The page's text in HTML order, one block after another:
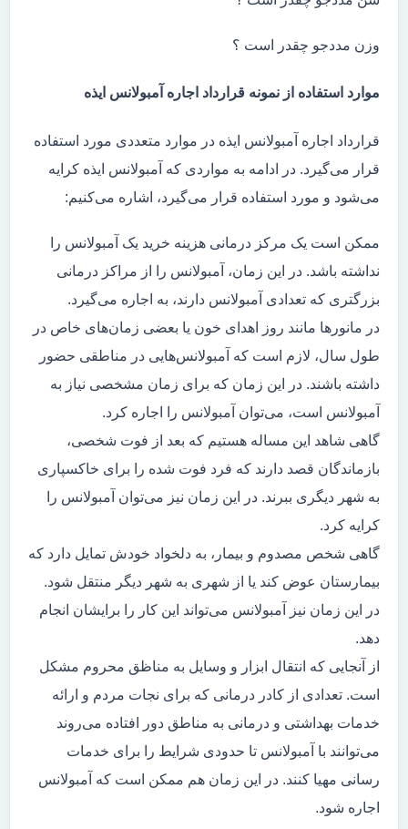
وزن مددجو چقدر است ؟
موارد استفاده از نمونه قرارداد اجاره آمبولانس ایذه
قرارداد اجاره آمبولانس ایذه در موارد متعددی مورد استفاده
قرار می‌گیرد. در ادامه به مواردی که آمبولانس ایذه کرایه
می‌شود و مورد استفاده قرار می‌گیرد، اشاره می‌کنیم:
ممکن است یک مرکز درمانی هزینه خرید یک آمبولانس را
نداشته باشد. در این زمان، آمبولانس را از مراکز درمانی
بزرگتری که تعدادی آمبولانس دارند، به اجاره می‌گیرد.
در مانور‌ها مانند روز اهدای خون یا بعضی زمان‌های خاص در
طول سال، لازم است که آمبولانس‌هایی در مناطقی حضور
داشته باشند. در این زمان که برای زمان مشخصی نیاز به
آمبولانس است، می‌توان آمبولانس را اجاره کرد.
گاهی شاهد این مساله هستیم که بعد از فوت شخصی،
بازماندگان قصد دارند که فرد فوت شده را برای خاکسپاری
به شهر دیگری ببرند. در این زمان نیز می‌توان آمبولانس را
کرایه کرد.
گاهی شخص مصدوم و بیمار، به دلخواد خودش تمایل دارد که
بیمارستان عوض کند یا از شهری به شهر دیگر منتقل شود.
در این زمان نیز آمبولانس می‌تواند این کار را برایشان انجام
دهد.
از آنجایی که انتقال ابزار و وسایل به مناظق محروم مشکل
است. تعدادی از کادر درمانی که برای نجات مردم و ارائه
خدمات بهداشتی و درمانی به مناطق دور افتاده می‌روند
می‌توانند با آمبولانس تا حدودی شرایط را برای خدمات
رسانی مهیا کنند. در این زمان هم ممکن است که آمبولانس
اجاره شود.